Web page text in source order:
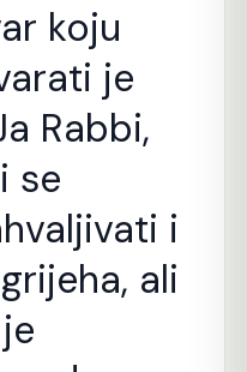
koju
je
Rabbi,
se
i
ali